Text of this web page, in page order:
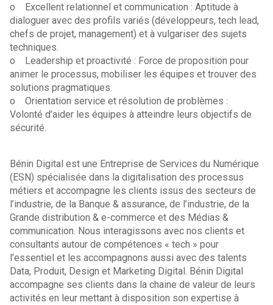
o Excellent relationnel et communication : Aptitude à
dialoguer avec des profils variés (développeurs, tech lead,
chefs de projet, management) et à vulgariser des sujets
techniques.
o Leadership et proactivité : Force de proposition pour
animer le processus, mobiliser les équipes et trouver des
solutions pragmatiques.
o Orientation service et résolution de problèmes :
Volonté d’aider les équipes à atteindre leurs objectifs de
sécurité.
Bénin Digital est une Entreprise de Services du Numérique
(ESN) spécialisée dans la digitalisation des processus
métiers et accompagne les clients issus des secteurs de
l’industrie, de la Banque & assurance, de l’industrie, de la
Grande distribution & e-commerce et des Médias &
communication. Nous interagissons avec nos clients et
consultants autour de compétences « tech » pour
l’essentiel et les accompagnons aussi avec des talents
Data, Produit, Design et Marketing Digital. Bénin Digital
accompagne ses clients dans la chaine de valeur de leurs
activités en leur mettant à disposition son expertise à